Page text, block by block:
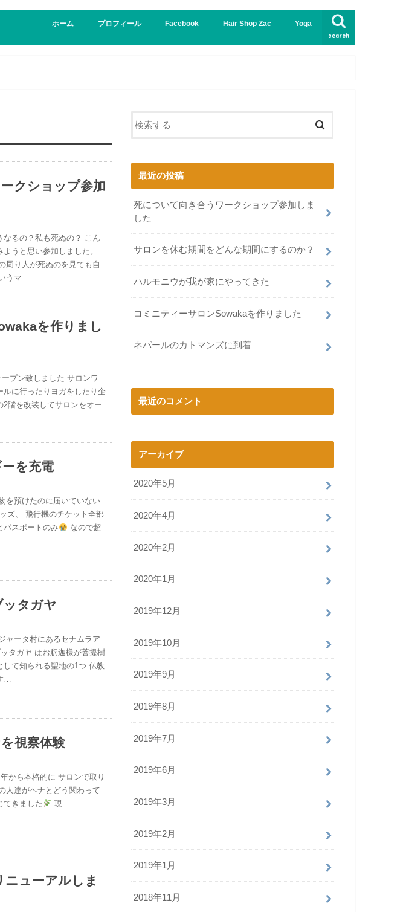
search
ホーム プロフィール Facebook Hair Shop Zac Yoga
インド
哲学
クショップ参加
るの？私も死ぬの？ こん
うと思い参加しました。
周り人が死ぬのを見ても自
うマ…
を作りまし
プン致しました サロンワ
に行ったりヨガをしたり企
階を改装してサロンをオー
を充電
を預けたのに届いていない
ズ、 飛行機のチケット全部
パスポートのみ
なので超
ッタガヤ
ャータ村にあるセナムラア
タガヤ はお釈迦様が菩提樹
して知られる聖地の1つ 仏教
…
視察体験
から本格的に サロンで取り
人達がヘナとどう関わって
てきました
現…
ニューアルしま
最近の投稿
死について向き合うワークショップ参加しま
した
サロンを休む期間をどんな期間にするのか？
ハルモニウが我が家にやってきた
コミニティーサロンSowakaを作りました
ネパールのカトマンズに到着
最近のコメント
アーカイブ
2020年5月
2020年4月
2020年2月
2020年1月
2019年12月
2019年10月
2019年9月
2019年8月
2019年7月
2019年6月
2019年3月
2019年2月
2019年1月
2018年11月